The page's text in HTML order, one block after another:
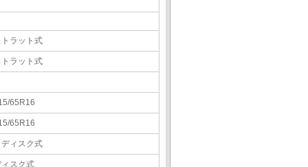
ラット式
ラット式
65R16
65R16
ィスク式
スク式